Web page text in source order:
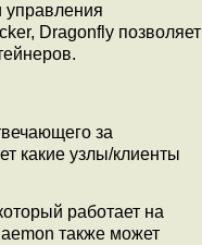
управления
Dragonfly позволяет
за
какие узлы/клиенты
работает на
также может